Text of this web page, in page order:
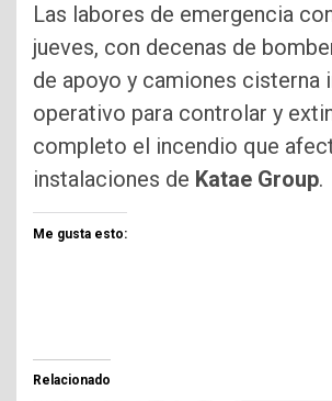
Las labores de emergencia
jueves, con decenas de
de apoyo y camiones cisterna
operativo para controlar y
completo el incendio que
instalaciones de Katae Group.
Me gusta esto:
Relacionado